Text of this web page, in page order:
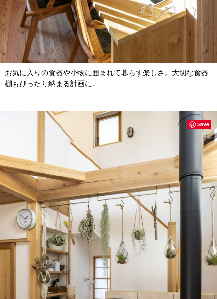
お気に入りの食器や小物に囲まれて暮らす楽しさ。大切な食器
棚もぴったり納まる計画に。
Save